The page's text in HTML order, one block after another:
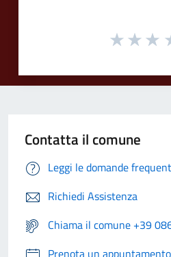
Contatta il comune
Leggi le domande
Richiedi Assistenza
Chiama il comune +39